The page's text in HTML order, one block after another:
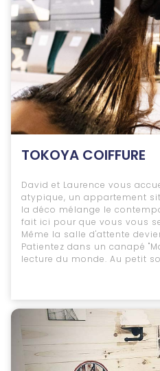
TOKOYA COIFFURE
David et Laurence vous
atypique, un appartement
la déco mélange le
fait ici pour que vous vous
Même la salle d'attente
Patientez dans un canapé
lecture du monde. Au petit